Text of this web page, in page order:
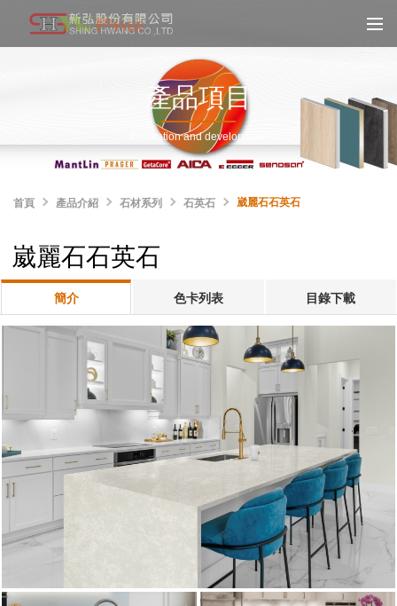
產品項目
Innovation and development
首頁 產品介紹 石材系列 石英石 崴麗石石英石
崴麗石石英石
簡介 色卡列表 目錄下載